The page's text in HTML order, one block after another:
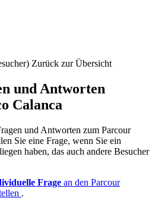
Zurück zur Übersicht
und Antworten
Calanca
und Antworten zum Parcour
Sie eine Frage, wenn Sie ein
haben, das auch andere Besucher
Frage an den Parcour
.